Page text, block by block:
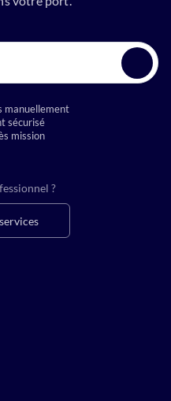
manuellement
sécurisé
mission
?